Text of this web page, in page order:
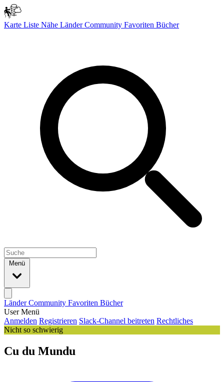
Karte Liste Nähe LänderCommunity Favoriten Bücher
Menü
LänderCommunity Favoriten Bücher
User Menü
Anmelden Registrieren Slack-Channel beitreten Rechtliches
Nicht so schwierig
Cu du Mundu